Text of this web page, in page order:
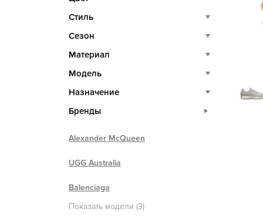
Стиль
Сезон
Материал
Модель
Назначение
Бренды
Alexander McQueen
UGG Australia
Balenciaga
Показать модели (3)